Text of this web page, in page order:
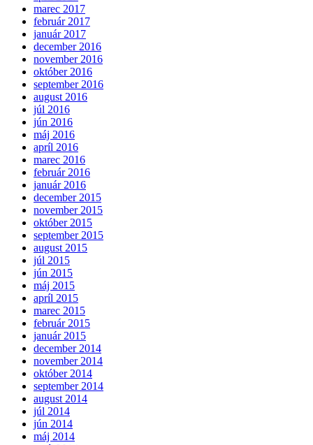
marec 2017
február 2017
január 2017
december 2016
november 2016
október 2016
september 2016
august 2016
júl 2016
jún 2016
máj 2016
apríl 2016
marec 2016
február 2016
január 2016
december 2015
november 2015
október 2015
september 2015
august 2015
júl 2015
jún 2015
máj 2015
apríl 2015
marec 2015
február 2015
január 2015
december 2014
november 2014
október 2014
september 2014
august 2014
júl 2014
jún 2014
máj 2014